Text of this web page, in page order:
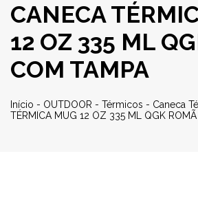
CANECA
12 OZ 335 ML
COM TAMPA
Início - OUTDOOR - Térmicos - Caneca
TÉRMICA MUG 12 OZ 335 ML QGK